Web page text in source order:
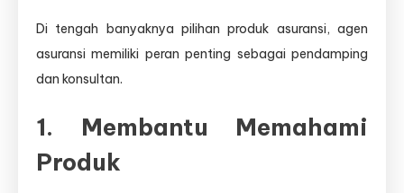
Di tengah banyaknya pilihan produk asuransi, agen
asuransi memiliki peran penting sebagai pendamping
dan konsultan.
1. Membantu Memahami
Produk